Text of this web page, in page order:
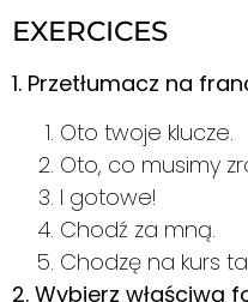
EXERCICES
1. Przetłumacz na
Oto twoje klucze.
Oto, co musimy
I gotowe!
Chodź za mną.
Chodzę na kurs
2. Wybierz właściwą